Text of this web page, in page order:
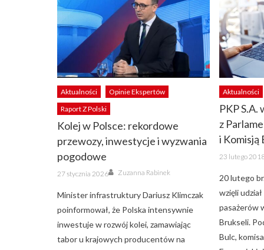
Aktualności
Opinie Ekspertów
Raport Z Polski
Kolej w Polsce: rekordowe
przewozy, inwestycje i wyzwania
pogodowe
Posted
on
27 stycznia 2026 Author
Zuzanna Rabinek
Minister infrastruktury Dariusz Klimczak
poinformował, że Polska intensywnie
inwestuje w rozwój kolei, zamawiając
tabor u krajowych producentów na
Aktualności
PKP S.A.
z
i Komisją
Posted
on
23 lutego
20 lutego
wzięli
pasażerów
Brukseli.
Bulc,